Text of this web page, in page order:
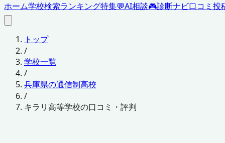
ホーム学校検索ランキング特集💬AI相談🎮診断ナビ口コミ投
トップ
/
学校一覧
/
兵庫県の通信制高校
/
キラリ高等学校の口コミ・評判